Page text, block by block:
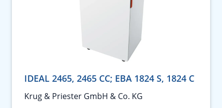
IDEAL 2465, 2465 CC; EBA 1824 S, 1824 C
Krug & Priester GmbH & Co. KG